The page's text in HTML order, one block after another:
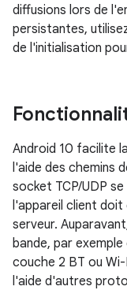
diffusions lors de
persistantes,
de l'initialisation
Android 10 facilite
l'aide des chemins
socket TCP/UDP
l'appareil client
serveur.
bande, par
couche 2 BT ou
l'aide d'autres